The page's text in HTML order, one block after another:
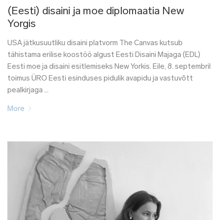
(Eesti) disaini ja moe diplomaatia New
Yorgis
USA jätkusuutliku disaini platvorm The Canvas kutsub
tähistama erilise koostöö algust Eesti Disaini Majaga (EDL)
Eesti moe ja disaini esitlemiseks New Yorkis. Eile, 8. septembril
toimus ÜRO Eesti esinduses pidulik avapidu ja vastuvõtt
pealkirjaga …
More